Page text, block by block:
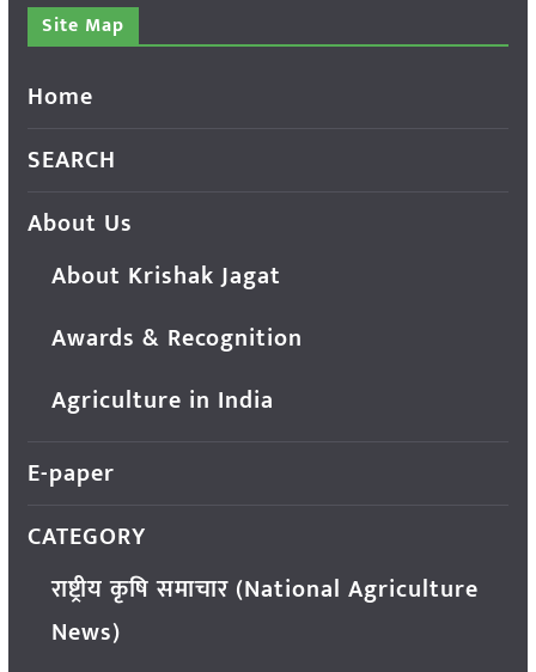
Site Map
Home
SEARCH
About Us
About Krishak Jagat
Awards & Recognition
Agriculture in India
E-paper
CATEGORY
राष्ट्रीय कृषि समाचार (National Agriculture
News)